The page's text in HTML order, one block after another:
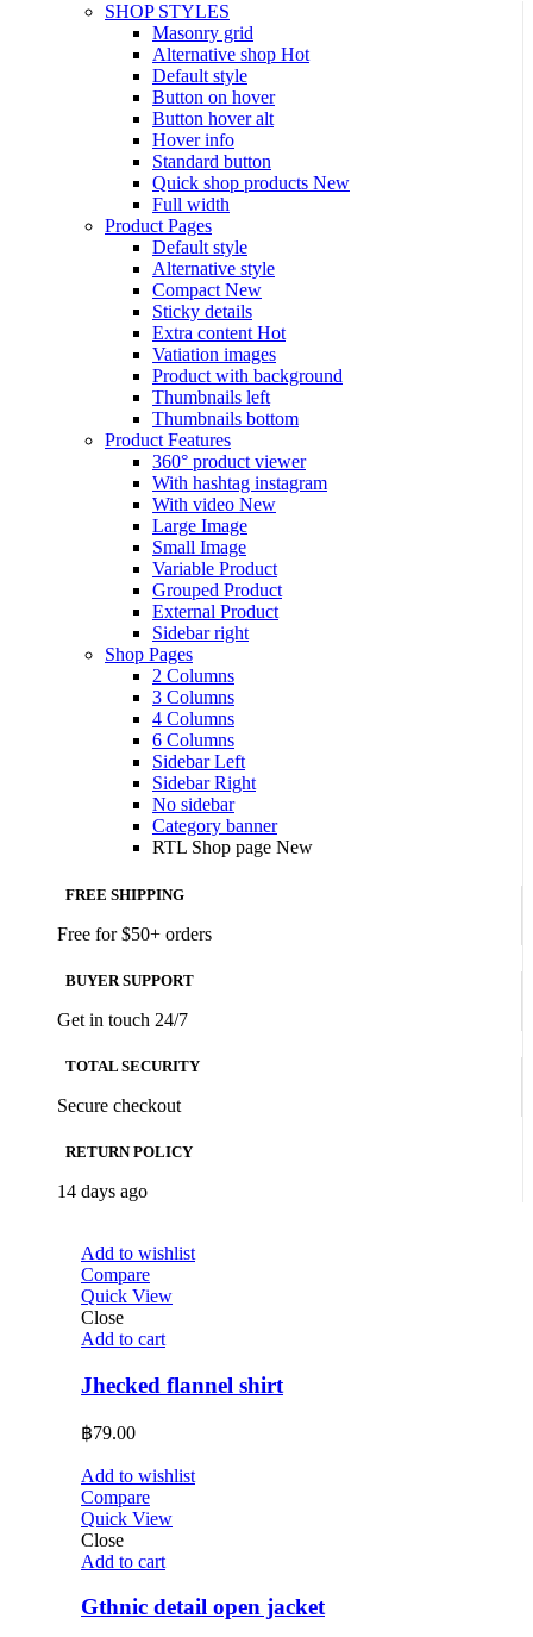
SHOP STYLES
Masonry grid
Alternative shop Hot
Default style
Button on hover
Button hover alt
Hover info
Standard button
Quick shop products New
Full width
Product Pages
Default style
Alternative style
Compact New
Sticky details
Extra content Hot
Vatiation images
Product with background
Thumbnails left
Thumbnails bottom
Product Features
360° product viewer
With hashtag instagram
With video New
Large Image
Small Image
Variable Product
Grouped Product
External Product
Sidebar right
Shop Pages
2 Columns
3 Columns
4 Columns
6 Columns
Sidebar Left
Sidebar Right
No sidebar
Category banner
RTL Shop page New
FREE SHIPPING
Free for $50+ orders
BUYER SUPPORT
Get in touch 24/7
TOTAL SECURITY
Secure checkout
RETURN POLICY
14 days ago
Add to wishlist
Compare
Quick View
Close
Add to cart
Jhecked flannel shirt
฿79.00
Add to wishlist
Compare
Quick View
Close
Add to cart
Gthnic detail open jacket